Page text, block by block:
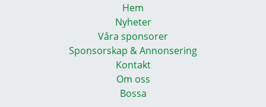
Hem
Nyheter
Våra sponsorer
Sponsorskap & Annonsering
Kontakt
Om oss
Bossa